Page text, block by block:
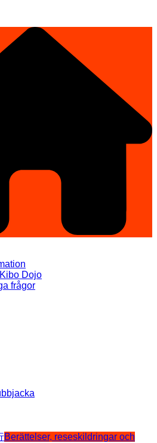
Dojo
frågor
Berättelser, reseskildringar och